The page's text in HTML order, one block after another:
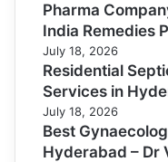
Pharma
India Remedies
July 18, 2026
Residential
Services in
July 18, 2026
Best
Hyderabad – Dr